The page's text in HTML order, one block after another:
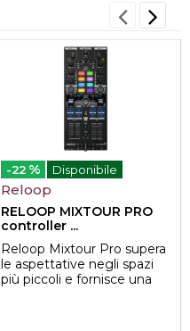
-22 % Disponibile
Reloop
RELOOP MIXTOUR PRO
controller ...
Reloop Mixtour Pro supera
le aspettative negli spazi
più piccoli e fornisce una